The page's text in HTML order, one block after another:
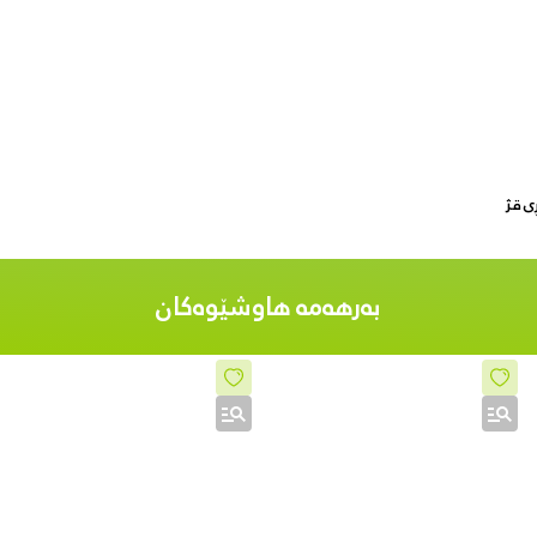
بەرهەمە هاوشێوەکان